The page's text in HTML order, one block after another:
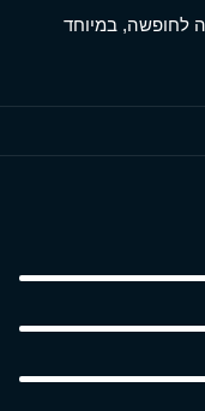
מגיעה לחופשה, במיוחד